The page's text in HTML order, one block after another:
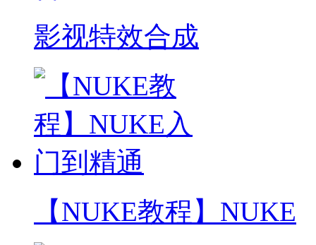
影视特效合成
【NUKE教程】NUKE